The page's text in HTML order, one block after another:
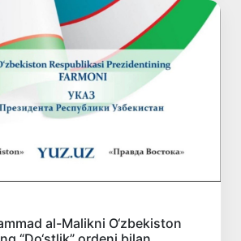
al-Malikni O‘zbekiston